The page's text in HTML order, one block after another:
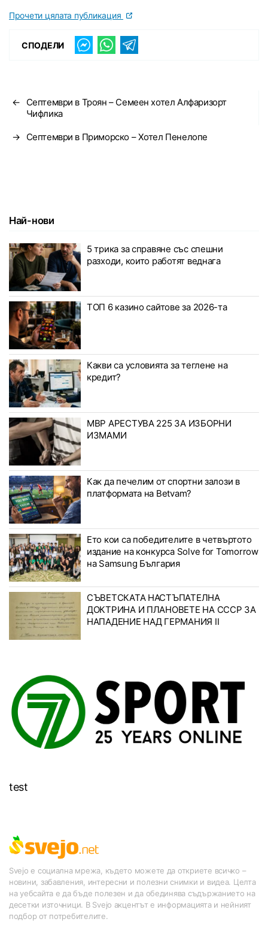
Прочети цялата публикация
СПОДЕЛИ
←
Септември в Троян – Семеен хотел Алфаризорт
Чифлика
→ Септември в Приморско – Хотел Пенелопе
Най-нови
5 трика за справяне със спешни
разходи, които работят веднага
ТОП 6 казино сайтове за 2026-та
Какви са условията за теглене на
кредит?
МВР АРЕСТУВА 225 ЗА ИЗБОРНИ
ИЗМАМИ
Как да печелим от спортни залози в
платформата на Betvam?
Ето кои са победителите в четвъртото
издание на конкурса Solve for Tomorrow
на Samsung България
СЪВЕТСКАТА НАСТЪПАТЕЛНА
ДОКТРИНА И ПЛАНОВЕТЕ НА СССР ЗА
НАПАДЕНИЕ НАД ГЕРМАНИЯ II
test
Svejo е социална мрежа, където можете да откриете всичко –
новини, забавления, интересни и полезни снимки и видеа. Целта
на уебсайта е да бъде полезен и да обединява съдържанието на
десетки източници. В Svejo акцентът е информацията и нейният
подбор от потребителите.